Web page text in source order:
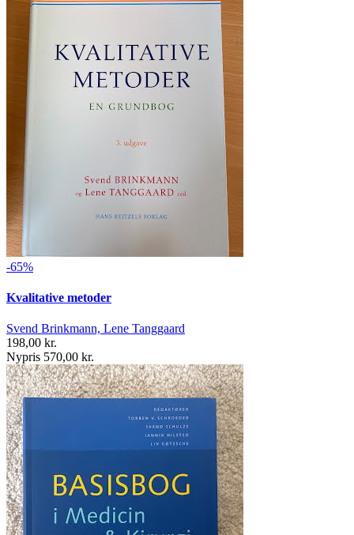
-65%
Kvalitative metoder
Svend Brinkmann, Lene Tanggaard
198,00 kr.
Nypris 570,00 kr.